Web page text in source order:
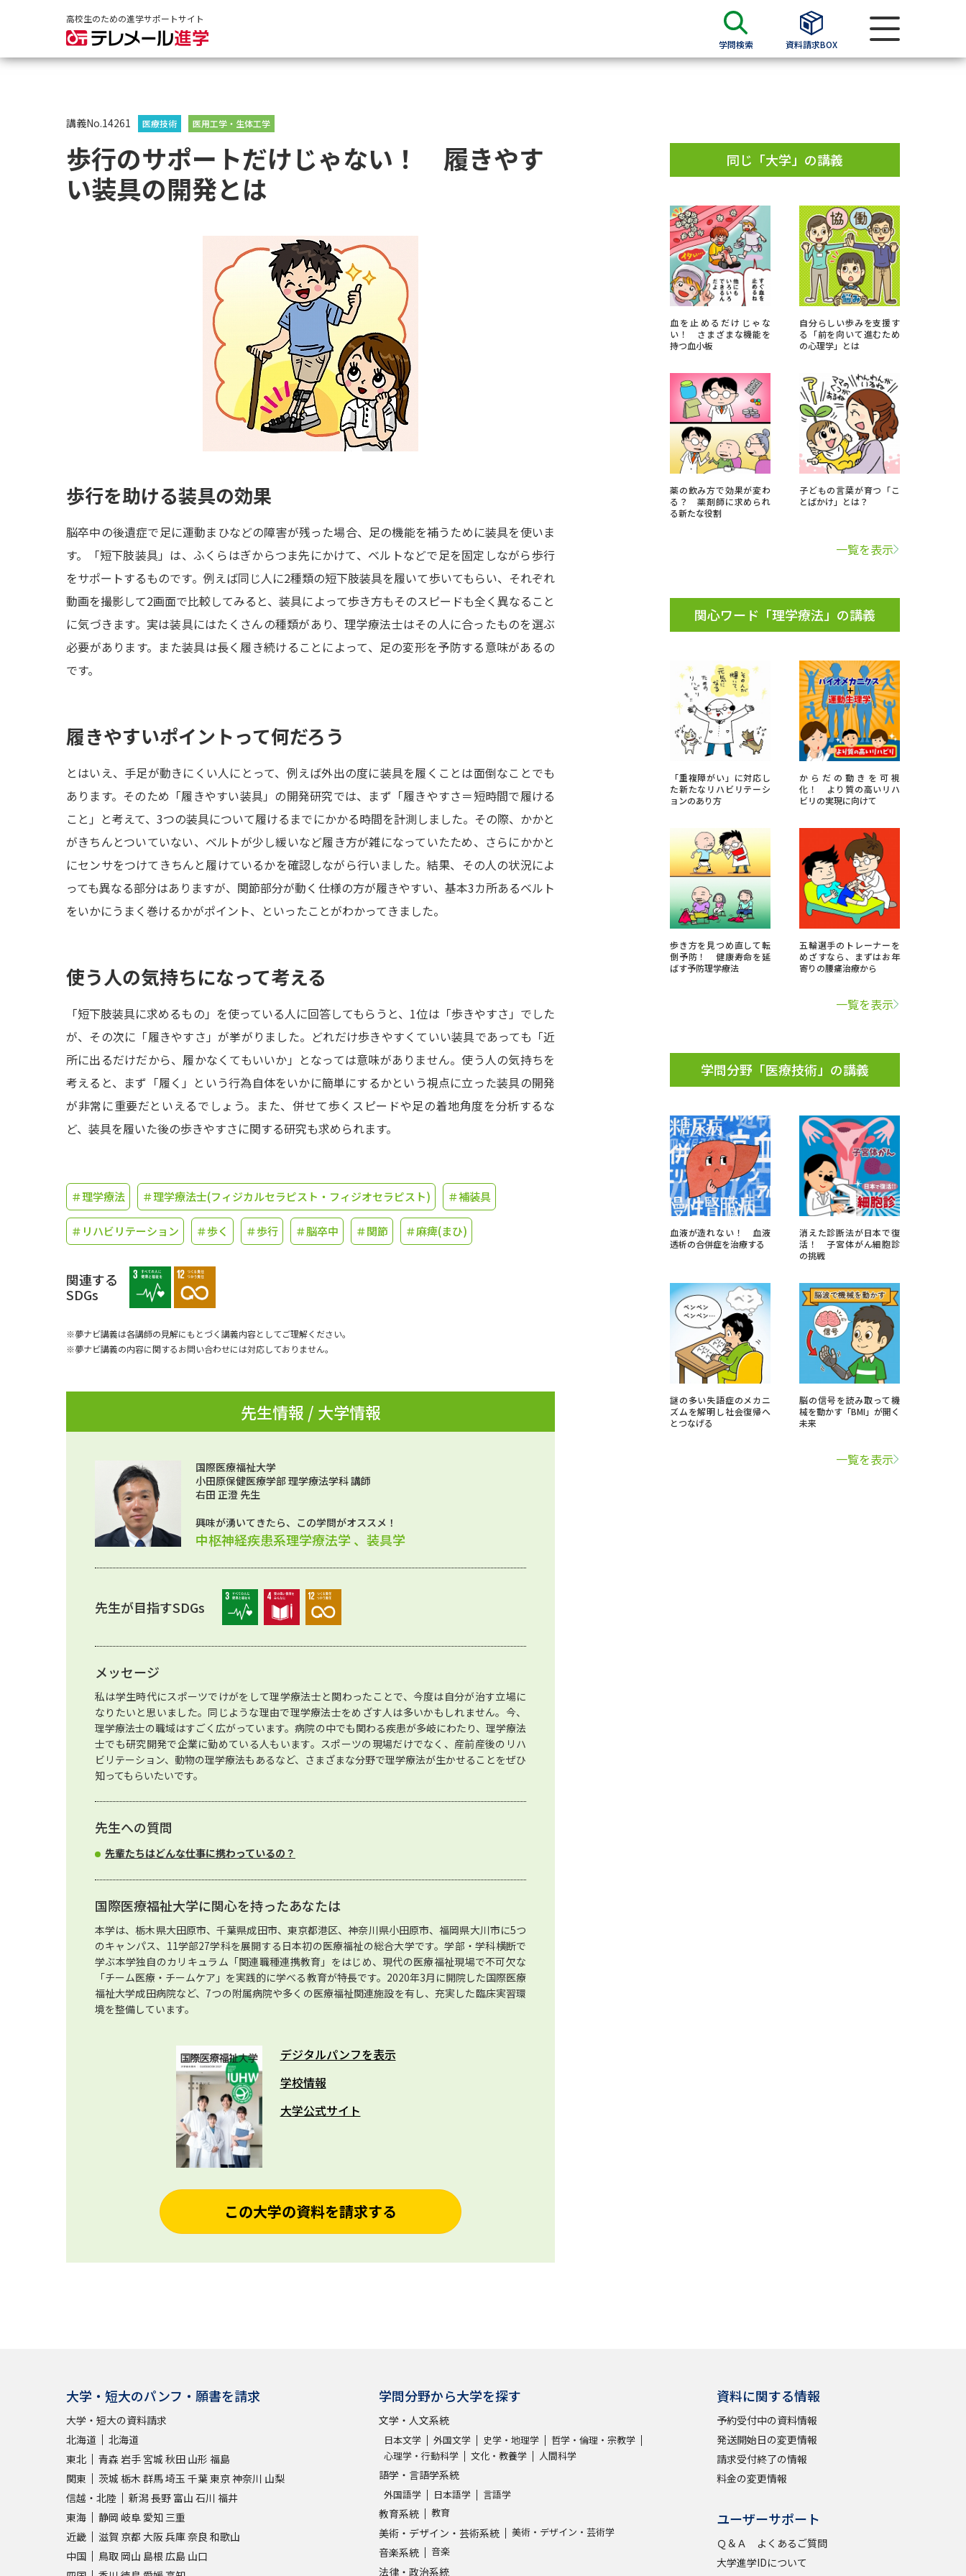
高校生のための進学サポートサイト
学問検索 資料請求BOX
大学・短大の資料種類から請求
大学パンフ
学部・学科パンフ
大学入学共通テスト利用選抜の募集要項＆願書
過去問題集
留学・進学関連、塾・予備校
大学入学共通テスト「受験上の配慮案内」の請求
高等学校卒業程度認定試験
小学校教員資格認定試験
大学検索
大学で学べる内容や特徴を調べる
新増設大学・学部・学科特集
データサイエンス特集
進路の３択
新学年スタート号特集ページ（高3生用）
新学年スタート号特集ページ（高2生用）
SELFBRAND特集ページ
実施プログラムから探す
受験準備 資料検索
志望校・出願校を調べる
先輩が入学を決めた理由
新生活お役立ちガイド
学問発見
大学で学びたい学問発見
学問のミニ講義「夢ナビ講義」 学問分野解説 学問の教科書 夢ナビライブ
Ｑ＆Ａ よくあるご質問
このサイトについて
資料の料金の
受付内容・発送状況の確認 テレメール
お支払いサイト
お問合せ先 テレメール進学カタログ訂正のご案内
講義No.14261 医療技術 医用工学・生体工学
歩行のサポートだけじゃない！ 履きやす
い装具の開発とは
歩行を助ける装具の効果
脳卒中の後遺症で足に運動まひなどの障害が残った場合、足の機能を補うために装具を使いま
す。「短下肢装具」は、ふくらはぎからつま先にかけて、ベルトなどで足を固定しながら歩行
をサポートするものです。例えば同じ人に2種類の短下肢装具を履いて歩いてもらい、それぞれ
動画を撮影して2画面で比較してみると、装具によって歩き方もそのスピードも全く異なること
に気づきます。実は装具にはたくさんの種類があり、理学療法士はその人に合ったものを選ぶ
必要があります。また装具は長く履き続けることによって、足の変形を予防する意味があるの
です。
履きやすいポイントって何だろう
とはいえ、手足が動きにくい人にとって、例えば外出の度に装具を履くことは面倒なことでも
あります。そのため「履きやすい装具」の開発研究では、まず「履きやすさ＝短時間で履ける
こと」と考えて、3つの装具について履けるまでにかかる時間を計測しました。その際、かかと
がきちんとついていない、ベルトが少し緩いなど履き方が雑になっていたため、さらにかかと
にセンサをつけてきちんと履けているかを確認しながら行いました。結果、その人の状況によ
っても異なる部分はありますが、関節部分が動く仕様の方が履きやすい、基本3カ所あるベルト
をいかにうまく巻けるかがポイント、といったことがわかってきました。
使う人の気持ちになって考える
「短下肢装具に求めるもの」を使っている人に回答してもらうと、1位は「歩きやすさ」でした
が、その次に「履きやすさ」が挙がりました。どれだけ歩きやすくていい装具であっても「近
所に出るだけだから、履かなくてもいいか」となっては意味がありません。使う人の気持ちを
考えると、まず「履く」という行為自体をいかに簡単にするかという視点に立った装具の開発
が非常に重要だといえるでしょう。また、併せて歩くスピードや足の着地角度を分析するな
ど、装具を履いた後の歩きやすさに関する研究も求められます。
＃理学療法 ＃理学療法士(フィジカルセラピスト・フィジオセラピスト) ＃補装具
＃リハビリテーション ＃歩く ＃歩行 ＃脳卒中 ＃関節 ＃麻痺(まひ)
関連する
SDGs
※夢ナビ講義は各講師の見解にもとづく講義内容としてご理解ください。
※夢ナビ講義の内容に関するお問い合わせには対応しておりません。
先生情報 / 大学情報
国際医療福祉大学
小田原保健医療学部 理学療法学科 講師
右田 正澄 先生
興味が湧いてきたら、この学問がオススメ！
中枢神経疾患系理学療法学 、装具学
先生が目指すSDGs
メッセージ
私は学生時代にスポーツでけがをして理学療法士と関わったことで、今度は自分が治す立場に
なりたいと思いました。同じような理由で理学療法士をめざす人は多いかもしれません。今、
理学療法士の職域はすごく広がっています。病院の中でも関わる疾患が多岐にわたり、理学療法
士でも研究開発で企業に勤めている人もいます。スポーツの現場だけでなく、産前産後のリハ
ビリテーション、動物の理学療法もあるなど、さまざまな分野で理学療法が生かせることをぜひ
知ってもらいたいです。
先生への質問
先輩たちはどんな仕事に携わっているの？
国際医療福祉大学に関心を持ったあなたは
本学は、栃木県大田原市、千葉県成田市、東京都港区、神奈川県小田原市、福岡県大川市に5つ
のキャンパス、11学部27学科を展開する日本初の医療福祉の総合大学です。学部・学科横断で
学ぶ本学独自のカリキュラム「関連職種連携教育」をはじめ、現代の医療福祉現場で不可欠な
「チーム医療・チームケア」を実践的に学べる教育が特長です。2020年3月に開院した国際医療
福祉大学成田病院など、7つの附属病院や多くの医療福祉関連施設を有し、充実した臨床実習環
境を整備しています。
デジタルパンフを表示
学校情報
大学公式サイト
この大学の資料を請求する
同じ「大学」の講義
血を止めるだけじゃな
い！ さまざまな機能を
持つ血小板
自分らしい歩みを支援す
る「前を向いて進むため
の心理学」とは
薬の飲み方で効果が変わ
る？ 薬剤師に求められ
る新たな役割
子どもの言葉が育つ「こ
とばかけ」とは？
一覧を表示
関心ワード「理学療法」の講義
「重複障がい」に対応し
た新たなリハビリテーシ
ョンのあり方
からだの動きを可視
化！ より質の高いリハ
ビリの実現に向けて
歩き方を見つめ直して転
倒予防！ 健康寿命を延
ばす予防理学療法
五輪選手のトレーナーを
めざすなら、まずはお年
寄りの腰痛治療から
一覧を表示
学問分野「医療技術」の講義
血液が造れない！ 血液
透析の合併症を治療する
消えた診断法が日本で復
活！ 子宮体がん細胞診
の挑戦
謎の多い失語症のメカニ
ズムを解明し社会復帰へ
とつなげる
脳の信号を読み取って機
械を動かす「BMI」が開く
未来
一覧を表示
大学・短大のパンフ・願書を請求
大学・短大の資料請求
北海道
北海道
東北
青森 岩手 宮城 秋田 山形 福島
関東
茨城 栃木 群馬埼玉 千葉東京神奈川 山梨
信越・北陸
新潟長野 富山 石川 福井
東海
静岡 岐阜 愛知 三重
近畿
滋賀 京都 大阪兵庫奈良 和歌山
中国
鳥取 岡山 島根 広島 山口
学問分野から大学を探す
文学・人文系統
日本文学 外国文学 史学・地理学
哲学・倫理・宗教学
心理学・行動科学
文化・教養学 人間科学
語学・言語学系統
外国語学 日本語学 言語学
教育系統 教育
美術・デザイン・芸術系統 美術・デザイン・芸術学
音楽系統 音楽
法律・政治系統
資料に関する情報
予約受付中の資料情報
発送開始日の変更情報
請求受付終了の情報
料金の変更情報
ユーザーサポート
Ｑ＆Ａ よくあるご質問
大学進学IDについて